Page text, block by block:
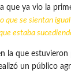
que ya vio la
que se sientan
estaba
la que
un público